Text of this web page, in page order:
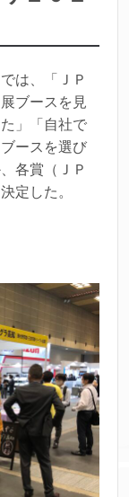
は、「ＪＰ
ブースを見
」「自社で
ースを選び
各賞（ＪＰ
定した。